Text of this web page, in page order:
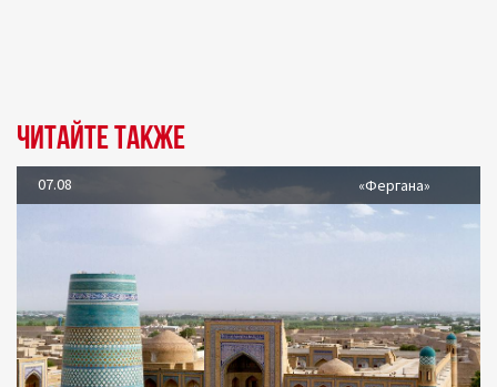
Читайте также
07.08 «Фергана»